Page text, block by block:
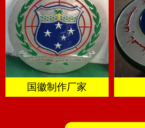
国徽制作厂家